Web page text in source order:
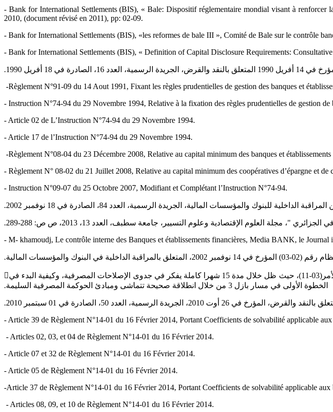
‎- Bank for International Settlements (BIS), « Bale: Dispositif réglementaire mondial visant à ‎renforcer
2010, (document révisé en 2011), pp: 02-09.‎
‎- Bank for International Settlements (BIS), «les reformes de bale III », Comité de Bale sur le ‎contrôle
‎- Bank for International Settlements (BIS), « Definition of Capital Disclosure Requirements:
‏- ‏Règlement N°91-09 du 14 Aout 1991, Fixant les règles prudentielles de gestion des ‎banques et
‎- Instruction N°74-94 du 29 Novembre 1994, Relative à la fixation des règles prudentielles de ‎gestion de
‎- Article 02 de L’Instruction N°74-94 du 29 Novembre 1994.‎
‎- Article 17 de l’Instruction N°74-94 du 29 Novembre 1994.‎
‏- ‏Règlement N°08-04 du 23 Décembre 2008, Relative au capital minimum des banques et
‎- Règlement N° 08-02 du 21 Juillet 2008, Relative au capital minimum des coopératives ‎d’épargne et de
‎- Instruction N°09-07 du 25 Octobre 2007, Modifiant et Complétant l’Instruction N°74-94.‎
"، مجلة العلوم الإقتصادية وعلوم التسيير، جامعة ‏سطبف، العدد 13، 2013، ص ص: 288-289.‏
‎- M- khamoudj, Le contrôle interne des Banques et établissements financières, Media BANK, le
‏- لم يقم بنك الجزائر خلال سنة 2010 بأي إجراء أو قرار أو إصدار نظام أو تعليمة مصرفية باستثناء تعديل الأمر(03-11)، حيث ‏ظل خلال مدة 15 شهرا كاملة يفكر في جدوى الإصلاحات المصرفية، وكيفية البدء في
الخطوة الأولى في مسار بازل 3 من خلال ‏انطلاقة صحيحة تتماشى ومبادئ الحوكمة المصرفية السليمة.‏
‎- Article 39 de Règlement N°14-01 du 16 Février 2014, Portant Coefficients de solvabilité ‎applicable aux
‎ - Articles 02, 03, et 04 de Règlement N°14-01 du 16 Février 2014.‎
‎- Article 07 et 32 de Règlement N°14-01 du 16 Février 2014.‎
‎- Article 05 de Règlement N°14-01 du 16 Février 2014.‎
‎-Article 37 de Règlement N°14-01 du 16 Février 2014, Portant Coefficients de solvabilité ‎applicable aux
‎ - Articles 08, 09, et 10 de Règlement N°14-01 du 16 Février 2014.‎